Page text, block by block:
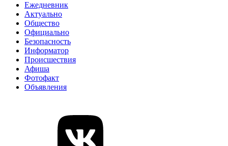
Ежедневник
Актуально
Общество
Официально
Безопасность
Информатор
Происшествия
Афиша
Фотофакт
Объявления